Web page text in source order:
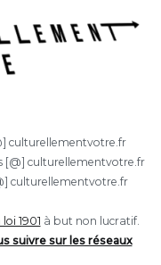
culturellementvotre.fr
[@] culturellementvotre.fr
culturellementvotre.fr
1901 à but non lucratif.
suivre sur les réseaux